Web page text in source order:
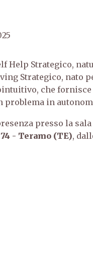
Help Strategico,
Strategico, nato
che
problema in
presso la
- Teramo (TE),